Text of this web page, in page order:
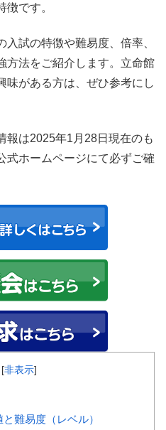
です。
試の特徴や難易度、倍率、
方法をご紹介します。立命館
味がある方は、ぜひ参考にし
は2025年1月28日現在のも
式ホームページにて必ずご確
[非表示]
難易度（レベル）